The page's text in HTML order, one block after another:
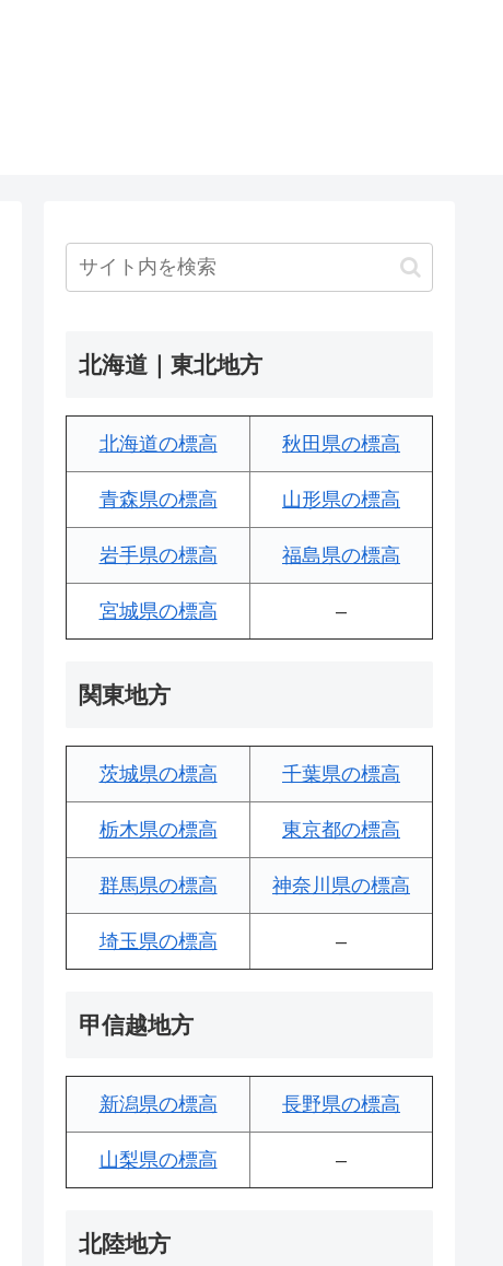
北海道｜東北地方
北海道の標高 秋田県の標高
青森県の標高 山形県の標高
岩手県の標高 福島県の標高
宮城県の標高 –
関東地方
茨城県の標高 千葉県の標高
栃木県の標高 東京都の標高
群馬県の標高 神奈川県の標高
埼玉県の標高 –
甲信越地方
新潟県の標高 長野県の標高
山梨県の標高 –
北陸地方